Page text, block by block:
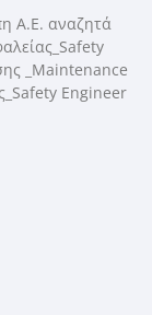
Α.Ε. αναζητά
_Maintenance
Engineer